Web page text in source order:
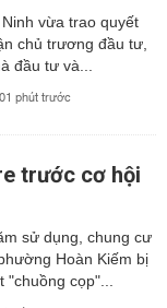
vừa trao quyết
chủ trương đầu tư,
đầu tư và...
01 phút trước
trước cơ hội
sử dụng, chung cư
Hoàn Kiếm bị
cọp"...